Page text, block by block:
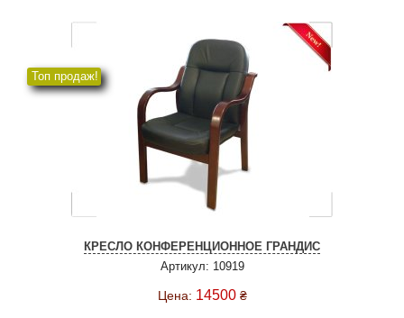
Топ продаж!
КРЕСЛО КОНФЕРЕНЦИОННОЕ ГРАНДИС
Артикул: 10919
Цена: 14500 ₴